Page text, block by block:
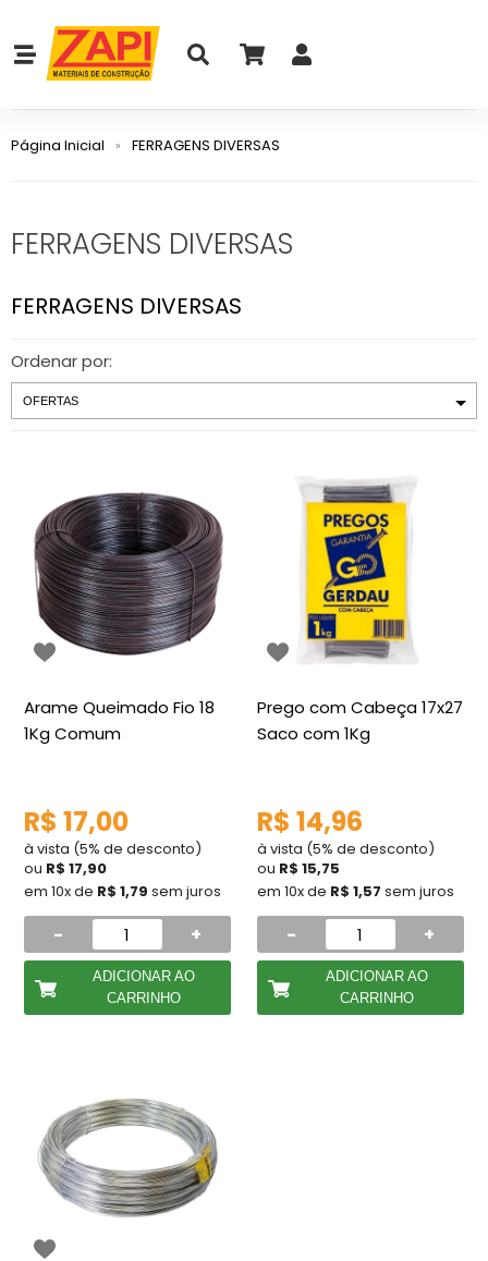
Página Inicial FERRAGENS DIVERSAS
FERRAGENS DIVERSAS
FERRAGENS DIVERSAS
Ordenar por:
Arame Queimado Fio 18
1Kg Comum
R$ 17,00
à vista (5% de desconto)
ou R$ 17,90
em 10x de R$ 1,79 sem juros
- +
ADICIONAR AO
CARRINHO
Prego com Cabeça 17x27
Saco com 1Kg
R$ 14,96
à vista (5% de desconto)
ou R$ 15,75
em 10x de R$ 1,57 sem juros
- +
ADICIONAR AO
CARRINHO